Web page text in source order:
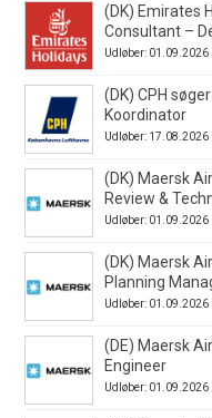
(DK) Emirates
Consultant –
Udløber: 01.09.2026
(DK) CPH
Koordinator
Udløber: 17.08.2026
(DK) Maersk
Review &
Udløber: 01.09.2026
(DK) Maersk
Planning
Udløber: 01.09.2026
(DE) Maersk
Engineer
Udløber: 01.09.2026